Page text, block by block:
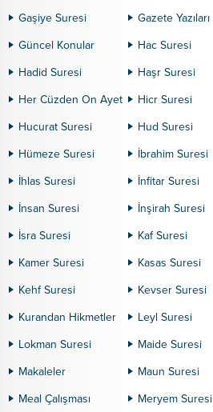
Gaşiye Suresi
Gazete Yazıları
Güncel Konular
Hac Suresi
Hadid Suresi
Haşr Suresi
Her Cüzden On Ayet
Hicr Suresi
Hucurat Suresi
Hud Suresi
Hümeze Suresi
İbrahim Suresi
İhlas Suresi
İnfitar Suresi
İnsan Suresi
İnşirah Suresi
İsra Suresi
Kaf Suresi
Kamer Suresi
Kasas Suresi
Kehf Suresi
Kevser Suresi
Kurandan Hikmetler
Leyl Suresi
Lokman Suresi
Maide Suresi
Makaleler
Maun Suresi
Meal Çalışması
Meryem Suresi